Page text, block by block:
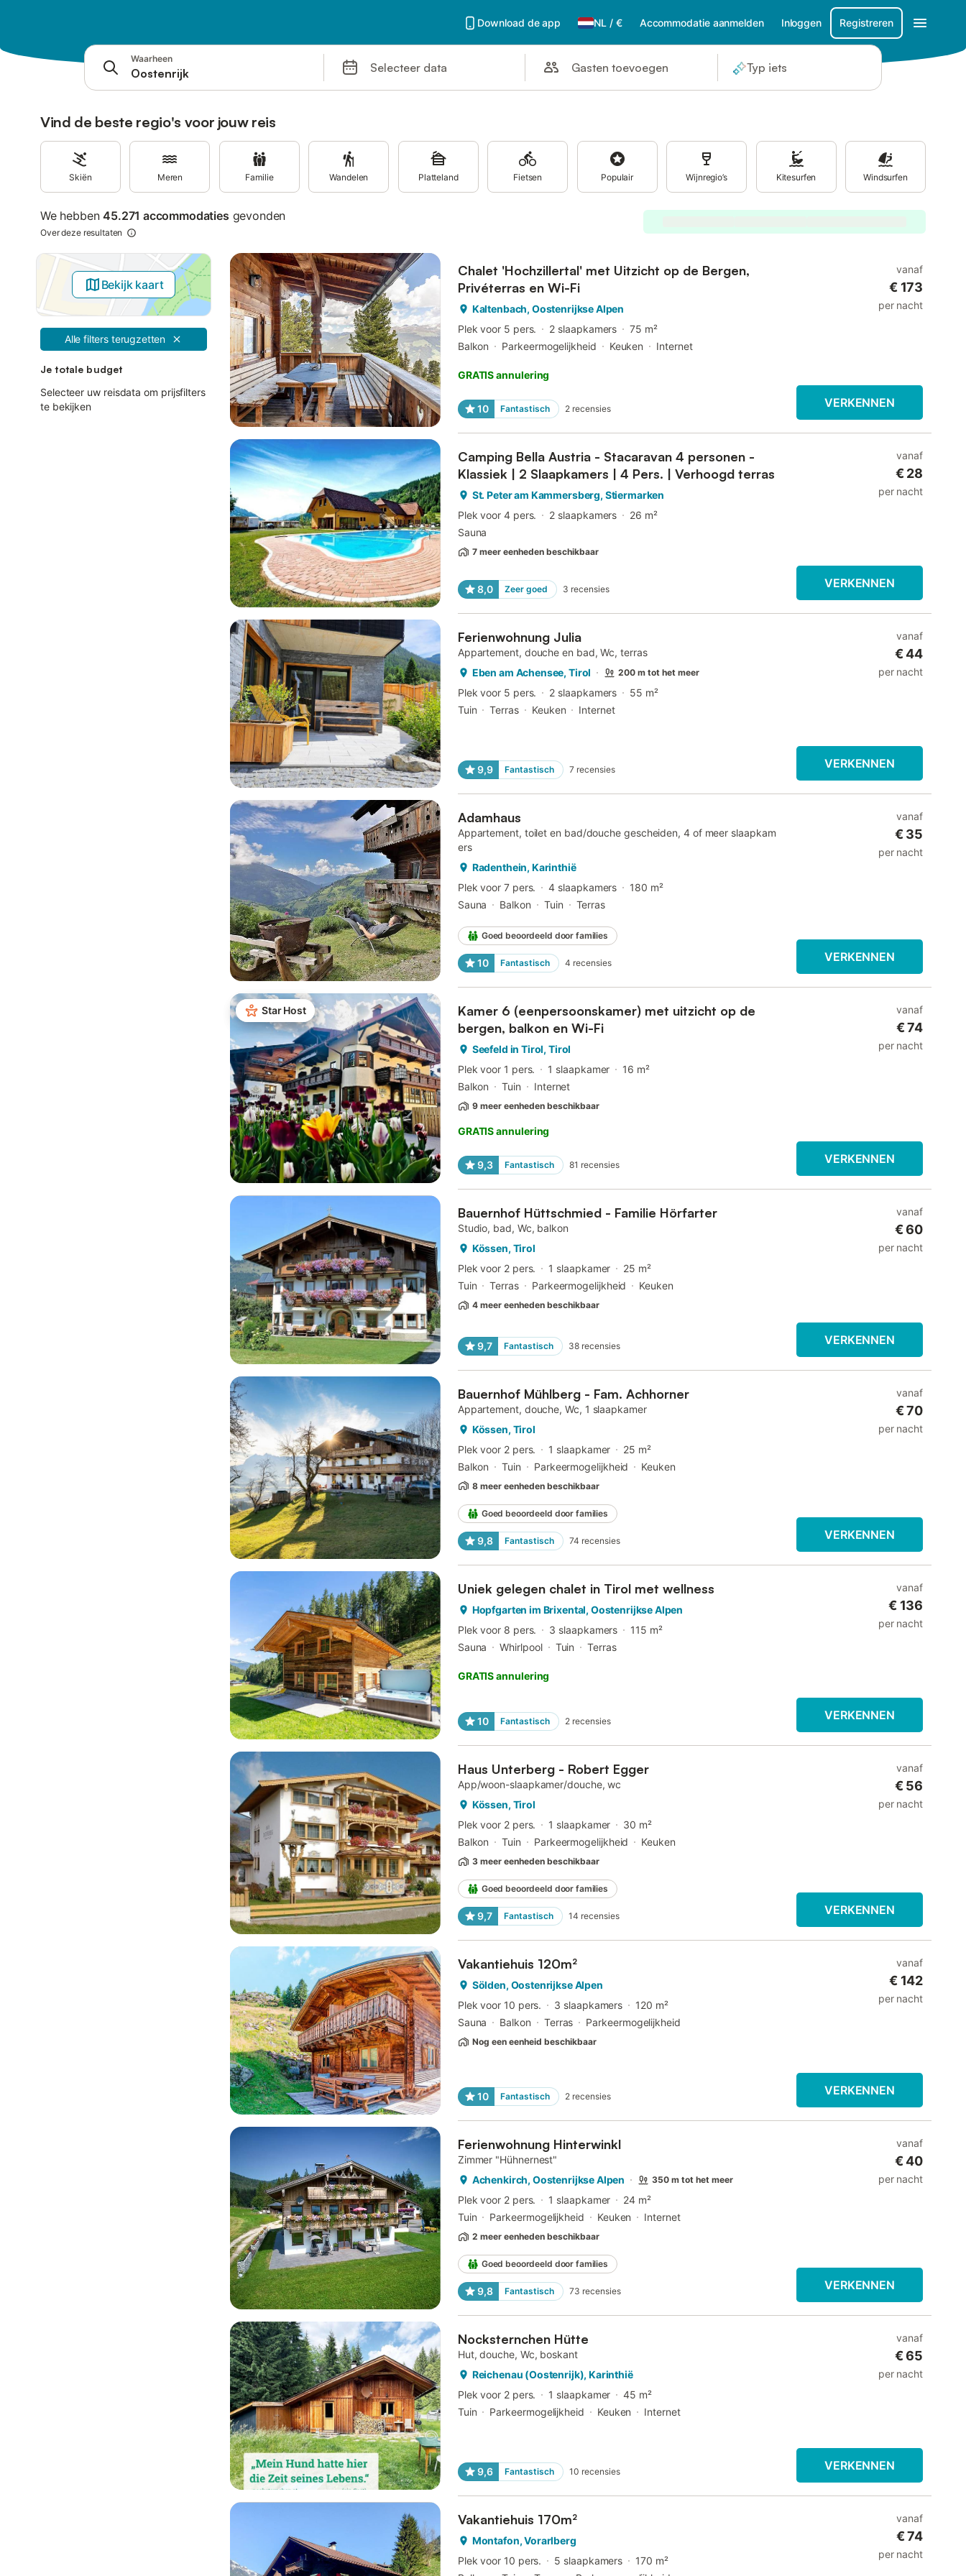
Filters
Download de app NL / € Accommodatie aanmelden Inloggen Registreren
Waarheen
Selecteer data Gasten toevoegen Typ iets
Vind de beste regio's voor jouw reis
Skiën Meren Familie Wandelen Platteland Fietsen Populair Wijnregio’s Kitesurfen Windsurfen
We hebben45.271 accommodaties gevonden
Over deze resultaten
Bekijk kaart
Alle filters terugzetten
Je totale budget
Selecteer uw reisdata om prijsfilters
te bekijken
Chalet 'Hochzillertal' met Uitzicht op de Bergen,
Privéterras en Wi-Fi
Kaltenbach, Oostenrijkse Alpen
Plek voor 5 pers.
2 slaapkamers
75 m²
Balkon
Parkeermogelijkheid Keuken Internet
GRATIS annulering
10 Fantastisch 2 recensies
vanaf
€ 173
per nacht
VERKENNEN
Camping Bella Austria - Stacaravan 4 personen -
Klassiek | 2 Slaapkamers | 4 Pers. | Verhoogd terras
St. Peter am Kammersberg, Stiermarken
Plek voor 4 pers.
2 slaapkamers
26 m²
Sauna
7 meer eenheden beschikbaar
8,0 Zeer goed 3 recensies
vanaf
€ 28
per nacht
VERKENNEN
Ferienwohnung Julia
Appartement, douche en bad, Wc, terras
Eben am Achensee, Tirol
200 m tot het meer
Plek voor 5 pers. 2 slaapkamers
55 m²
Tuin
Terras Keuken Internet
9,9 Fantastisch 7 recensies
vanaf
€ 44
per nacht
VERKENNEN
Adamhaus
Appartement, toilet en bad/douche gescheiden, 4 of meer slaapkam
ers
Radenthein, Karinthië
Plek voor 7 pers.
4 slaapkamers
180 m²
Sauna
Balkon Tuin Terras
Goed beoordeeld door families
10 Fantastisch 4 recensies
vanaf
€ 35
per nacht
VERKENNEN
Star Host
Kamer 6 (eenpersoonskamer) met uitzicht op de
bergen, balkon en Wi-Fi
Seefeld in Tirol, Tirol
Plek voor 1 pers.
1 slaapkamer
16 m²
Balkon
Tuin Internet
9 meer eenheden beschikbaar
GRATIS annulering
9,3 Fantastisch 81 recensies
vanaf
€ 74
per nacht
VERKENNEN
Bauernhof Hüttschmied - Familie Hörfarter
Studio, bad, Wc, balkon
Kössen, Tirol
Plek voor 2 pers.
1 slaapkamer
25 m²
Tuin
Terras Parkeermogelijkheid Keuken
4 meer eenheden beschikbaar
9,7 Fantastisch 38 recensies
vanaf
€ 60
per nacht
VERKENNEN
Bauernhof Mühlberg - Fam. Achhorner
Appartement, douche, Wc, 1 slaapkamer
Kössen, Tirol
Plek voor 2 pers.
1 slaapkamer
25 m²
Balkon
Tuin Parkeermogelijkheid Keuken
8 meer eenheden beschikbaar
Goed beoordeeld door families
9,8 Fantastisch 74 recensies
vanaf
€ 70
per nacht
VERKENNEN
Uniek gelegen chalet in Tirol met wellness
Hopfgarten im Brixental, Oostenrijkse Alpen
Plek voor 8 pers.
3 slaapkamers
115 m²
Sauna
Whirlpool Tuin Terras
GRATIS annulering
10 Fantastisch 2 recensies
vanaf
€ 136
per nacht
VERKENNEN
Haus Unterberg - Robert Egger
App/woon-slaapkamer/douche, wc
Kössen, Tirol
Plek voor 2 pers.
1 slaapkamer
30 m²
Balkon
Tuin Parkeermogelijkheid Keuken
3 meer eenheden beschikbaar
Goed beoordeeld door families
9,7 Fantastisch 14 recensies
vanaf
€ 56
per nacht
VERKENNEN
Vakantiehuis 120m²
Sölden, Oostenrijkse Alpen
Plek voor 10 pers.
3 slaapkamers
120 m²
Sauna
Balkon Terras Parkeermogelijkheid
Nog een eenheid beschikbaar
10 Fantastisch 2 recensies
vanaf
€ 142
per nacht
VERKENNEN
Ferienwohnung Hinterwinkl
Zimmer "Hühnernest"
Achenkirch, Oostenrijkse Alpen
350 m tot het meer
Plek voor 2 pers. 1 slaapkamer
24 m²
Tuin
Parkeermogelijkheid Keuken Internet
2 meer eenheden beschikbaar
Goed beoordeeld door families
9,8 Fantastisch 73 recensies
vanaf
€ 40
per nacht
VERKENNEN
Nocksternchen Hütte
Hut, douche, Wc, boskant
Reichenau (Oostenrijk), Karinthië
Plek voor 2 pers.
1 slaapkamer
45 m²
Tuin
Parkeermogelijkheid Keuken Internet
9,6 Fantastisch 10 recensies
vanaf
€ 65
per nacht
VERKENNEN
Vakantiehuis 170m²
Montafon, Vorarlberg
Plek voor 10 pers.
5 slaapkamers
170 m²
vanaf
€ 74
per nacht